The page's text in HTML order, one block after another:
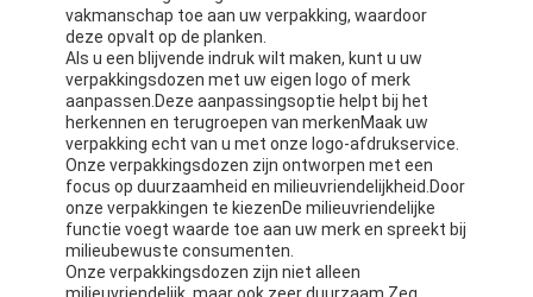
vakmanschap toe aan uw verpakking, waardoor
deze opvalt op de planken.
Als u een blijvende indruk wilt maken, kunt u uw
verpakkingsdozen met uw eigen logo of merk
aanpassen.Deze aanpassingsoptie helpt bij het
herkennen en terugroepen van merkenMaak uw
verpakking echt van u met onze logo-afdrukservice.
Onze verpakkingsdozen zijn ontworpen met een
focus op duurzaamheid en milieuvriendelijkheid.Door
onze verpakkingen te kiezenDe milieuvriendelijke
functie voegt waarde toe aan uw merk en spreekt bij
milieubewuste consumenten.
Onze verpakkingsdozen zijn niet alleen